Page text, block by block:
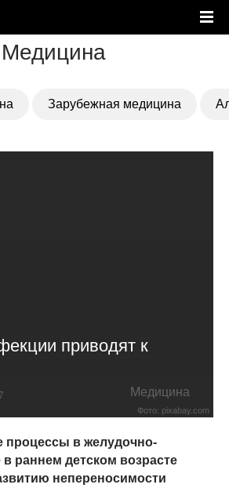
Медицина
Зарубежная медицина
приводят к
Медицина
Фото: pixabay.com
процессы в желудочно-
раннем детском возрасте
непереносимости